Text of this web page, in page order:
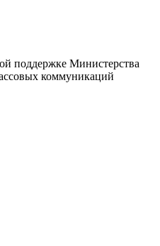
поддержке Министерства
коммуникаций